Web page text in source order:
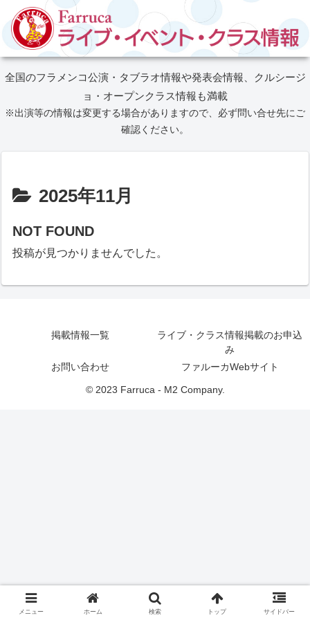
全国のフラメンコ公演・タブラオ情報や発表会情報、クルシージ
ョ・オープンクラス情報も満載
※出演等の情報は変更する場合がありますので、必ず問い合せ先にご
確認ください。
2025年11月
NOT FOUND
投稿が見つかりませんでした。
掲載情報一覧
ライブ・クラス情報掲載のお申込
み
お問い合わせ
ファルーカWebサイト
© 2023 Farruca - M2 Company.
メニュー ホーム 検索 トップ サイドバー